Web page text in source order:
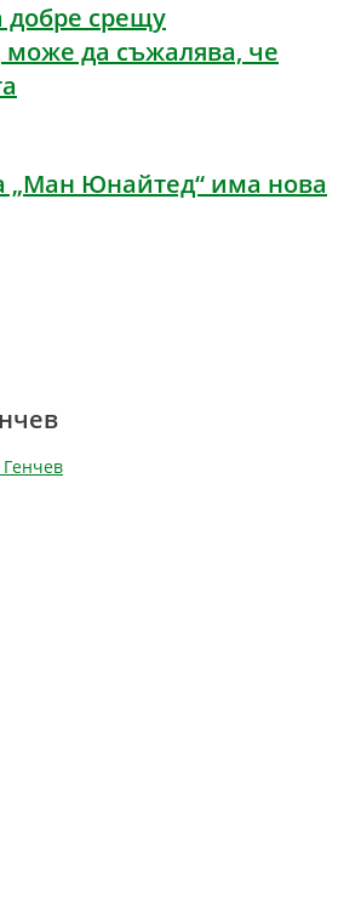
добре срещу
може да съжалява, че
„Ман Юнайтед“ има нова